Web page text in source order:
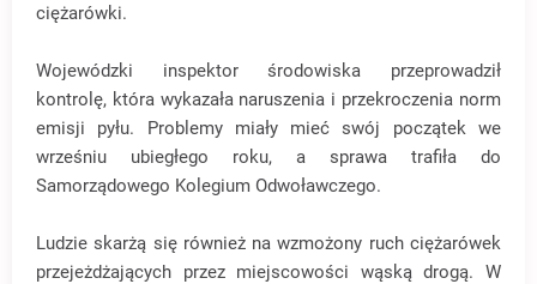
ciężarówki.
Wojewódzki inspektor środowiska przeprowadził
kontrolę, która wykazała naruszenia i przekroczenia norm
emisji pyłu. Problemy miały mieć swój początek we
wrześniu ubiegłego roku, a sprawa trafiła do
Samorządowego Kolegium Odwoławczego.
Ludzie skarżą się również na wzmożony ruch ciężarówek
przejeżdżających przez miejscowości wąską drogą. W